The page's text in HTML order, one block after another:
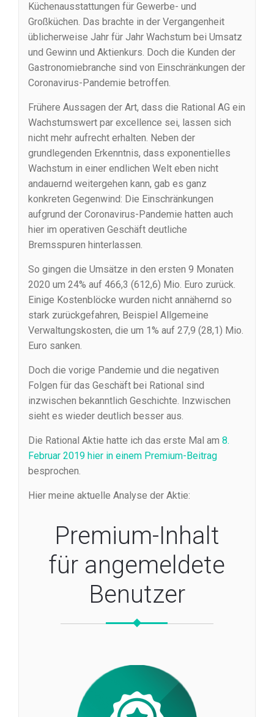
Küchenausstattungen für Gewerbe- und
Großküchen. Das brachte in der Vergangenheit
üblicherweise Jahr für Jahr Wachstum bei Umsatz
und Gewinn und Aktienkurs. Doch die Kunden der
Gastronomiebranche sind von Einschränkungen der
Coronavirus-Pandemie betroffen.
Frühere Aussagen der Art, dass die Rational AG ein
Wachstumswert par excellence sei, lassen sich
nicht mehr aufrecht erhalten. Neben der
grundlegenden Erkenntnis, dass exponentielles
Wachstum in einer endlichen Welt eben nicht
andauernd weitergehen kann, gab es ganz
konkreten Gegenwind: Die Einschränkungen
aufgrund der Coronavirus-Pandemie hatten auch
hier im operativen Geschäft deutliche
Bremsspuren hinterlassen.
So gingen die Umsätze in den ersten 9 Monaten
2020 um 24% auf 466,3 (612,6) Mio. Euro zurück.
Einige Kostenblöcke wurden nicht annähernd so
stark zurückgefahren, Beispiel Allgemeine
Verwaltungskosten, die um 1% auf 27,9 (28,1) Mio.
Euro sanken.
Doch die vorige Pandemie und die negativen
Folgen für das Geschäft bei Rational sind
inzwischen bekanntlich Geschichte. Inzwischen
sieht es wieder deutlich besser aus.
Die Rational Aktie hatte ich das erste Mal am 8.
Februar 2019 hier in einem Premium-Beitrag
besprochen.
Hier meine aktuelle Analyse der Aktie:
Premium-Inhalt
für angemeldete
Benutzer